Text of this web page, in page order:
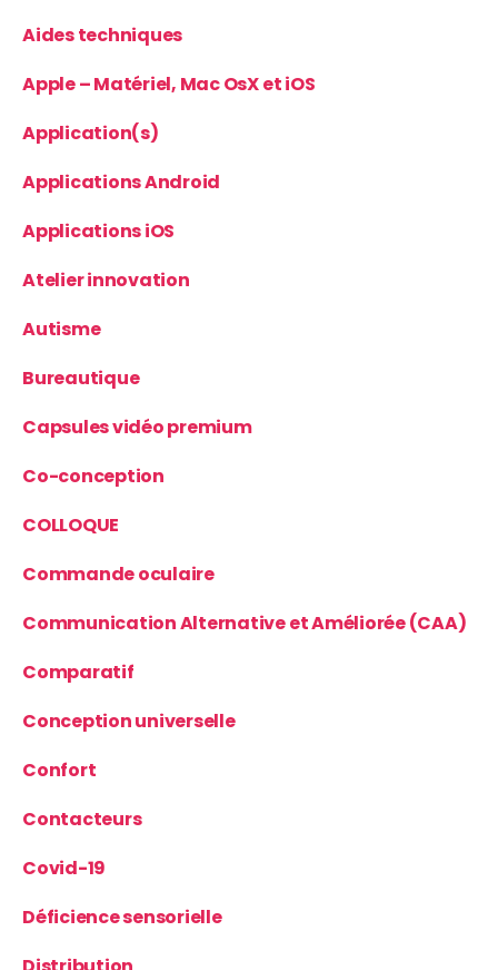
Aides techniques
Apple – Matériel, Mac OsX et iOS
Application(s)
Applications Android
Applications iOS
Atelier innovation
Autisme
Bureautique
Capsules vidéo premium
Co-conception
COLLOQUE
Commande oculaire
Communication Alternative et Améliorée (CAA)
Comparatif
Conception universelle
Confort
Contacteurs
Covid-19
Déficience sensorielle